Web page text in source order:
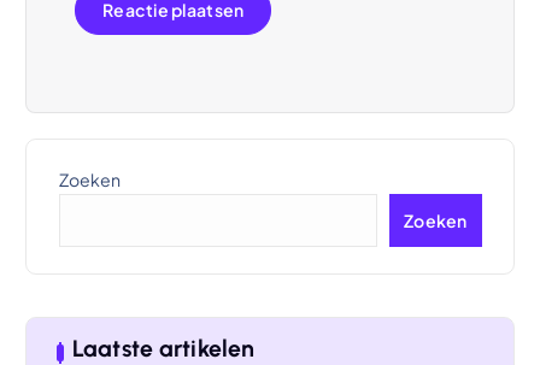
Zoeken
Zoeken
Laatste artikelen